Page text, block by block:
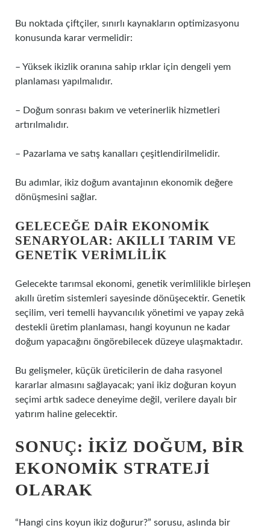
Bu noktada çiftçiler, sınırlı kaynakların optimizasyonu
konusunda karar vermelidir:
– Yüksek ikizlik oranına sahip ırklar için dengeli yem
planlaması yapılmalıdır.
– Doğum sonrası bakım ve veterinerlik hizmetleri
artırılmalıdır.
– Pazarlama ve satış kanalları çeşitlendirilmelidir.
Bu adımlar, ikiz doğum avantajının ekonomik değere
dönüşmesini sağlar.
GELECEĞE DAIR EKONOMIK
SENARYOLAR: AKILLI TARIM VE
GENETIK VERIMLILIK
Gelecekte tarımsal ekonomi, genetik verimlilikle birleşen
akıllı üretim sistemleri sayesinde dönüşecektir. Genetik
seçilim, veri temelli hayvancılık yönetimi ve yapay zekâ
destekli üretim planlaması, hangi koyunun ne kadar
doğum yapacağını öngörebilecek düzeye ulaşmaktadır.
Bu gelişmeler, küçük üreticilerin de daha rasyonel
kararlar almasını sağlayacak; yani ikiz doğuran koyun
seçimi artık sadece deneyime değil, verilere dayalı bir
yatırım haline gelecektir.
SONUÇ: İKIZ DOĞUM, BIR
EKONOMIK STRATEJI
OLARAK
“Hangi cins koyun ikiz doğurur?” sorusu, aslında bir